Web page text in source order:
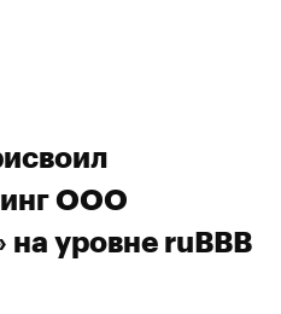
ООО
на уровне ruBBB